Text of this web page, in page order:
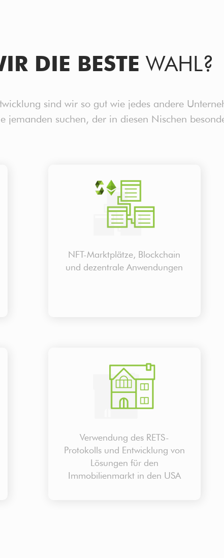
DIE BESTE WAHL?
sind wir so gut wie jedes andere
jemanden suchen, der in diesen Nischen
NFT-Marktplätze, Blockchain
und dezentrale Anwendungen
Verwendung des RETS-
Protokolls und Entwicklung von
Lösungen für den
Immobilienmarkt in den USA